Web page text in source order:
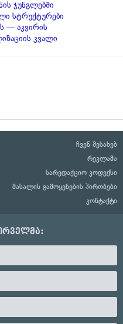
ჯუნგლებში
სტრუქტურები
— აკვირის
კვალი
ჩვენ შესახებ
რეკლამა
სარედაქციო კოდექსი
მასალის გამოყენების პირობები
კონტაქტი